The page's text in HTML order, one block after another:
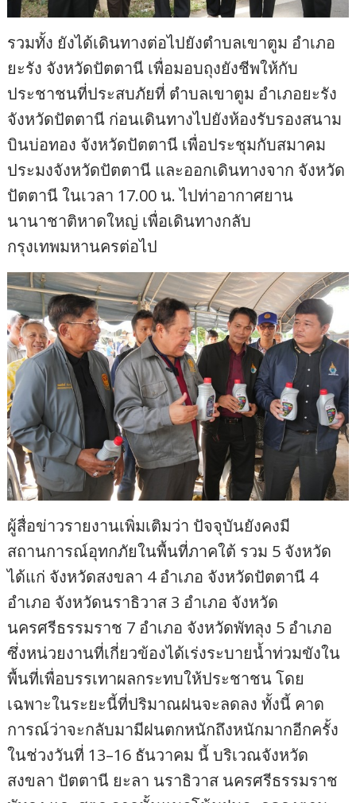
รวมทั้ง ยังได้เดินทางต่อไปยังตำบลเขาตูม อำเภอ
ยะรัง จังหวัดปัตตานี เพื่อมอบถุงยังชีพให้กับ
ประชาชนที่ประสบภัยที่ ตำบลเขาตูม อำเภอยะรัง
จังหวัดปัตตานี ก่อนเดินทางไปยังห้องรับรองสนาม
บินบ่อทอง จังหวัดปัตตานี เพื่อประชุมกับสมาคม
ประมงจังหวัดปัตตานี และออกเดินทางจาก จังหวัด
ปัตตานี ในเวลา 17.00 น. ไปท่าอากาศยาน
นานาชาติหาดใหญ่ เพื่อเดินทางกลับ
กรุงเทพมหานครต่อไป
ผู้สื่อข่าวรายงานเพิ่มเติมว่า ปัจจุบันยังคงมี
สถานการณ์อุทกภัยในพื้นที่ภาคใต้ รวม 5 จังหวัด
ได้แก่ จังหวัดสงขลา 4 อำเภอ จังหวัดปัตตานี 4
อำเภอ จังหวัดนราธิวาส 3 อำเภอ จังหวัด
นครศรีธรรมราช 7 อำเภอ จังหวัดพัทลุง 5 อำเภอ
ซึ่งหน่วยงานที่เกี่ยวข้องได้เร่งระบายน้ำท่วมขังใน
พื้นที่เพื่อบรรเทาผลกระทบให้ประชาชน โดย
เฉพาะในระยะนี้ที่ปริมาณฝนจะลดลง ทั้งนี้ คาด
การณ์ว่าจะกลับมามีฝนตกหนักถึงหนักมากอีกครั้ง
ในช่วงวันที่ 13–16 ธันวาคม นี้ บริเวณจังหวัด
สงขลา ปัตตานี ยะลา นราธิวาส นครศรีธรรมราช